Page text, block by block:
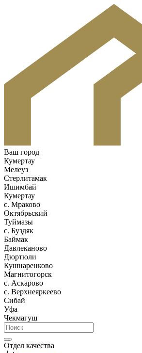
Ваш город
Кумертау
Мелеуз
Стерлитамак
Ишимбай
Кумертау
c. Мраково
Октябрьский
Туймазы
c. Буздяк
Баймак
Давлеканово
Дюртюли
Кушнаренково
Магнитогорск
с. Аскарово
с. Верхнеяркеево
Сибай
Уфа
Чекмагуш
Отдел качества